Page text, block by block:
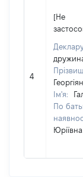
4
[Не
Георгіян
Ім'я:
По
Юріївна